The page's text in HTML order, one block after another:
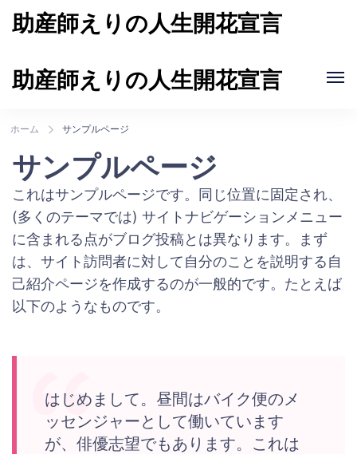
助産師えりの人生開花宣言
て、女性の笑顔が輝く世界をつくる
助産師えりの人生開花宣言
て、女性の笑顔が輝く世界をつくる
ホーム サンプルページ
サンプルページ
これはサンプルページです。同じ位置に固定され、
(多くのテーマでは) サイトナビゲーションメニュー
に含まれる点がブログ投稿とは異なります。まず
は、サイト訪問者に対して自分のことを説明する自
己紹介ページを作成するのが一般的です。たとえば
以下のようなものです。
はじめまして。昼間はバイク便のメ
ッセンジャーとして働いています
が、俳優志望でもあります。これは